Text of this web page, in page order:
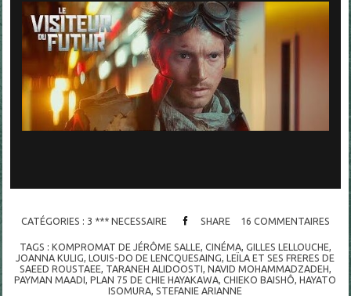
CATÉGORIES : 3 *** NECESSAIRE SHARE 16 COMMENTAIRES
TAGS : KOMPROMAT DE JÉRÔME SALLE CINÉMA, GILLES LELLOUCHE
JOANNA KULIG ,LOUIS-DO DE LENCQUESAING ,LEÏLA ET SES FRERES DE
SAEED ROUSTAEE TARANEH ALIDOOSTI NAVID MOHAMMADZADEH
PAYMAN MAADI ,PLAN 75 DE CHIE HAYAKAWA ,CHIEKO BAISHÔ ,HAYATO
ISOMURA ,STEFANIE ARIANNE